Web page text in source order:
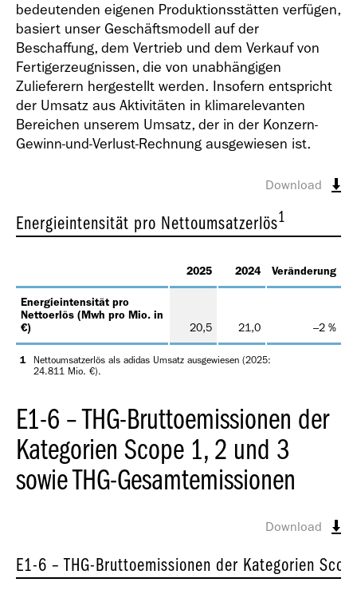
bedeutenden eigenen Produktionsstätten verfügen,
basiert unser Geschäftsmodell auf der
Beschaffung, dem Vertrieb und dem Verkauf von
Fertigerzeugnissen, die von unabhängigen
Zulieferern hergestellt werden. Insofern entspricht
der Umsatz aus Aktivitäten in klimarelevanten
Bereichen unserem Umsatz, der in der Konzern-
Gewinn-und-Verlust-Rechnung ausgewiesen ist.
Download
Energieintensität pro Nettoumsatzerlös1
2025 2024 Veränderung
Energieintensität pro
Nettoerlös (Mwh pro Mio. in
€)
20,5 21,0 –2 %
1
Nettoumsatzerlös als adidas Umsatz ausgewiesen (2025:
24.811 Mio. €).
E1-6 – THG-Bruttoemissionen der
Kategorien Scope 1, 2 und 3
sowie THG-Gesamtemissionen
Download
E1-6 – THG-Bruttoemissionen der Kategorien